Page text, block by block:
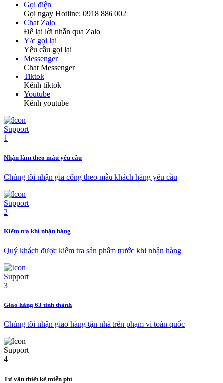
Gọi điện
Gọi ngay Hotline: 0918 886 002
Chat Zalo
Để lại lời nhắn qua Zalo
Y/c gọi lại
Yêu cầu gọi lại
Messenger
Chat Messenger
Tiktok
Kênh tiktok
Youtube
Kênh youtube
Nhận làm theo mẫu yêu cầu
Chúng tôi nhận gia công theo mẫu khách hàng yêu cầu
Kiểm tra khi nhận hàng
Quý khách được kiểm tra sản phẩm trước khi nhận hàng
Giao hàng 63 tỉnh thành
Chúng tôi nhận giao hàng tận nhà trên phạm vi toàn quốc
Tư vấn thiết kế miễn phí